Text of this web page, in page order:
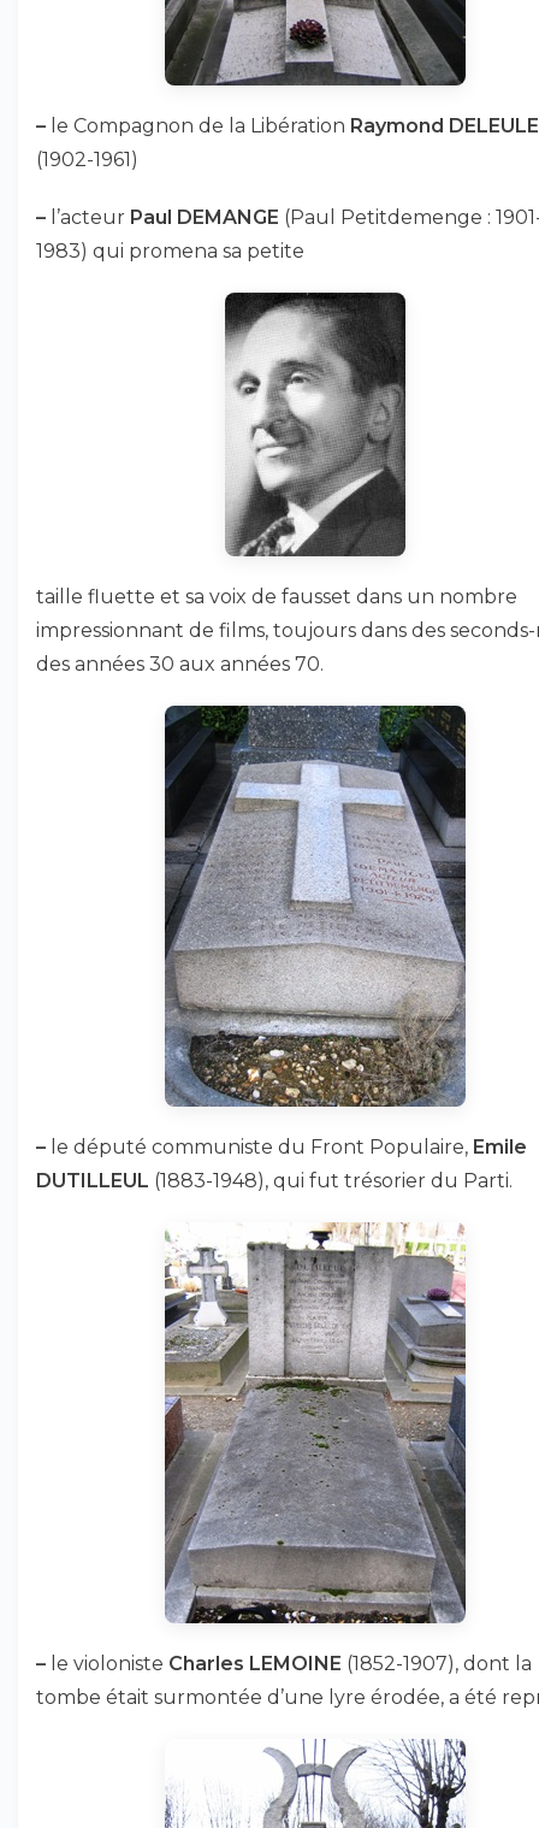
– le Compagnon de la Libération Raymond DELEULE
(1902-1961)
– l’acteur Paul DEMANGE (Paul Petitdemenge :
1983) qui promena sa petite
taille fluette et sa voix de fausset dans un nombre
impressionnant de films, toujours dans des seconds-
des années 30 aux années 70.
– le député communiste du Front Populaire, Emile
DUTILLEUL (1883-1948), qui fut trésorier du Parti.
– le violoniste Charles LEMOINE (1852-1907), dont la
tombe était surmontée d’une lyre érodée, a été